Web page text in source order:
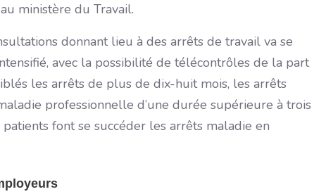
ministère du Travail.
donnant lieu à des arrêts de travail va se
avec la possibilité de télécontrôles de la part
les arrêts de plus de dix-huit mois, les arrêts
professionnelle d’une durée supérieure à trois
patients font se succéder les arrêts maladie en